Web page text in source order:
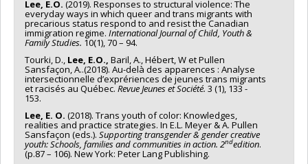
Lee, E.O. (2019). Responses to structural violence: The
everyday ways in which queer and trans migrants with
precarious status respond to and resist the Canadian
immigration regime. International Journal of Child, Youth &
Family Studies. 10(1), 70 – 94.
Tourki, D., Lee, E.O., Baril, A., Hébert, W et Pullen
Sansfaçon, A..(2018). Au-delà des apparences : Analyse
intersectionnelle d’exprériences de jeunes trans migrants
et racisés au Québec.Revue Jeunes et Société. 3 (1), 133 -
153.
Lee, E. O. (2018). Trans youth of color: Knowledges,
realities and practice strategies. In E.L. Meyer & A. Pullen
Sansfaçon (eds.). Supporting transgender & gender creative
youth: Schools, families and communities in action. 2ndedition.
(p.87 – 106). New York: Peter Lang Publishing.